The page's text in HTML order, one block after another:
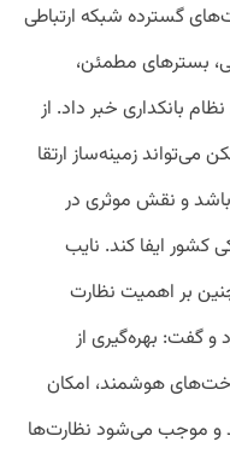
گسترده شبکه ارتباطی
بسترهای مطمئن،
بانکداری خبر داد. از
زمینه‌ساز ارتقا
و نقش موثری در
کشور ایفا کند. نایب
بر اهمیت نظارت
و گفت: بهره‌گیری از
هوشمند، امکان
و موجب می‌شود نظارت‌ها